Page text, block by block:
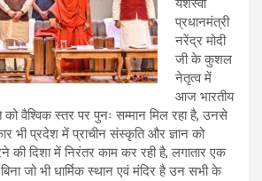
यशस्वी
प्रधानमंत्री
नरेंद्र मोदी
जी के कुशल
नेतृत्व में
आज भारतीय
को वैश्विक स्तर पर पुनः सम्मान मिल रहा है, उनसे
भी प्रदेश में प्राचीन संस्कृति और ज्ञान को
की दिशा में निरंतर काम कर रही है, लगातार एक
जो भी धार्मिक स्थान एवं मंदिर है उन सभी के